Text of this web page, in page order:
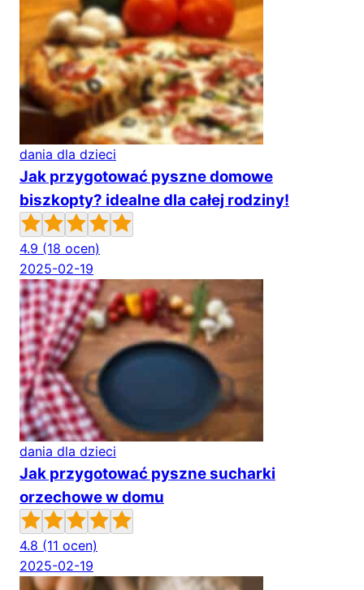
dania dla dzieci
Jak przygotować pyszne domowe
biszkopty? idealne dla całej rodziny!
4.9 (18 ocen)
2025-02-19
dania dla dzieci
Jak przygotować pyszne sucharki
orzechowe w domu
4.8 (11 ocen)
2025-02-19